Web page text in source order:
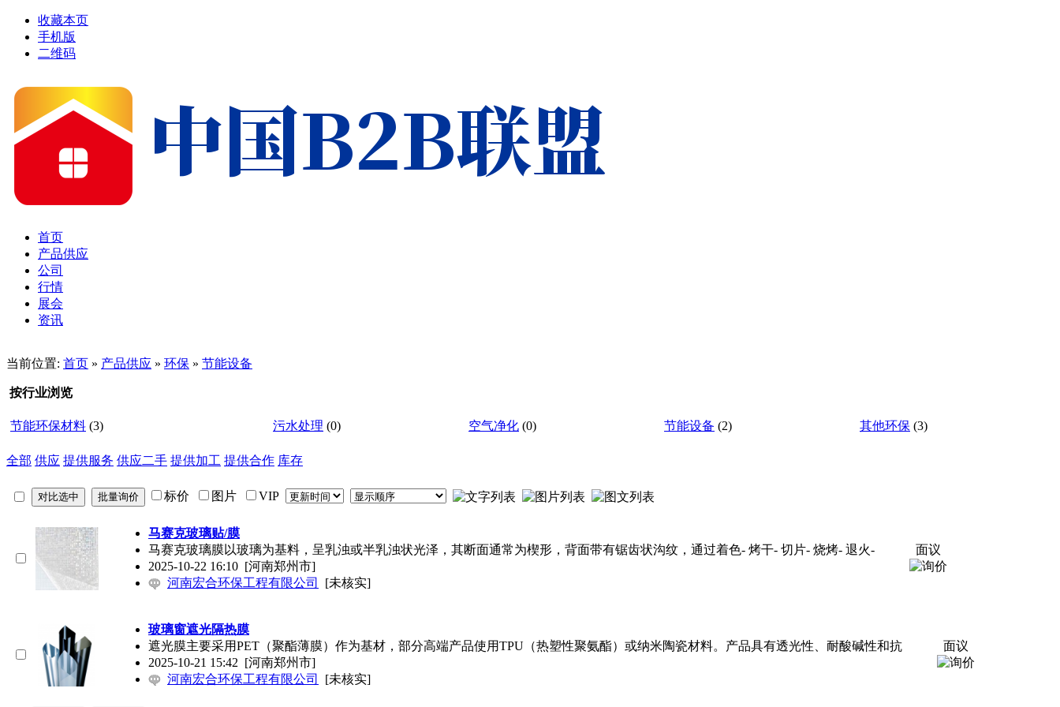
收藏本页
手机版
二维码
首页
产品供应
公司
行情
展会
资讯
当前位置: 首页 » 产品供应 » 环保 » 节能设备
按行业浏览
节能环保材料 (3) 污水处理 (0) 空气净化 (0) 节能设备 (2) 其他环保 (3)
全部 供应 提供服务 供应二手 提供加工 提供合作 库存
标价 图片 VIP
马赛克玻璃贴/膜
马赛克玻璃膜以玻璃为基料，呈乳浊或半乳浊状光泽，其断面通常为楔形，背面带有锯齿状沟纹，通过着色- 烤干- 切片- 烧烤- 退火-
2025-10-22 16:10 [河南郑州市]
河南宏合环保工程有限公司
[未核实]
面议
玻璃窗遮光隔热膜
遮光膜主要采用PET（聚酯薄膜）作为基材，部分高端产品使用TPU（热塑性聚氨酯）或纳米陶瓷材料。产品具有透光性、耐酸碱性和抗
2025-10-21 15:42 [河南郑州市]
河南宏合环保工程有限公司
[未核实]
面议